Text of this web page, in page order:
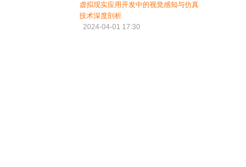
虚拟现实应用开发中的视觉感知与仿真
技术深度剖析
2024-04-01 17:30